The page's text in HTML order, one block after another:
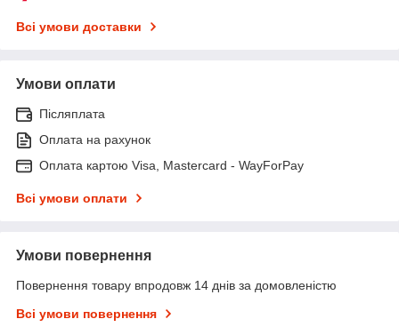
Всі умови доставки
Умови оплати
Післяплата
Оплата на рахунок
Оплата картою Visa, Mastercard - WayForPay
Всі умови оплати
Умови повернення
Повернення товару впродовж 14 днів за домовленістю
Всі умови повернення